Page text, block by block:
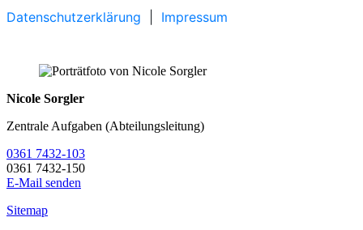
Nicole Sorgler
Zentrale Aufgaben (Abteilungsleitung)
0361 7432-103
0361 7432-150
E-Mail senden
Sitemap